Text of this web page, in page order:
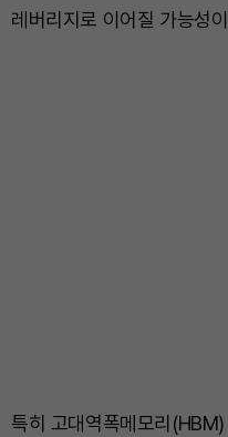
레버리지로 이어질 가능성
특히 고대역폭메모리